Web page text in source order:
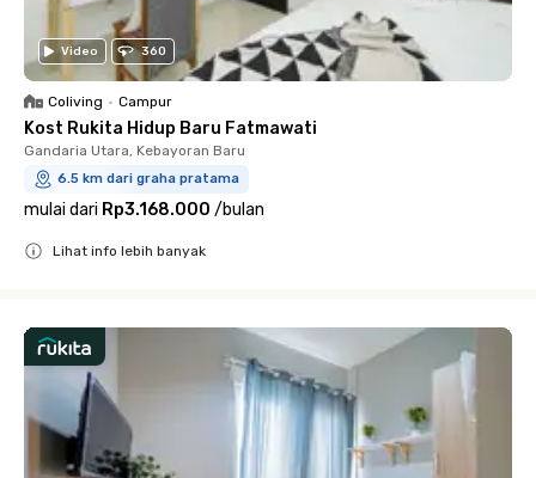
Video 360
Coliving • Campur
Kost Rukita Hidup Baru Fatmawati
Gandaria Utara, Kebayoran Baru
6.5 km dari graha pratama
mulai dari Rp3.168.000 /bulan
Lihat info lebih banyak